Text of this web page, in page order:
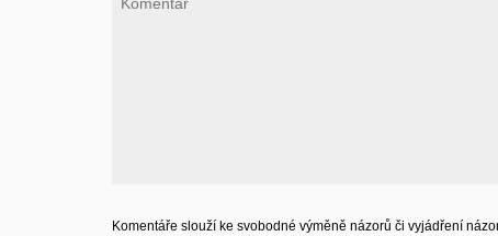
Komentáře slouží ke svobodné výměně názorů či vyjádření